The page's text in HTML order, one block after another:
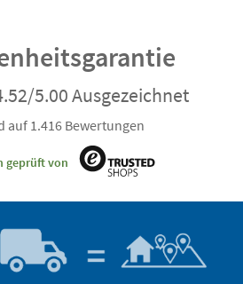
5.00 Ausgezeichnet
auf 1.416 Bewertungen
geprüft von